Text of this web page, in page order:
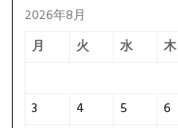
2026年8月
月
火 水 木
3
4 5 6